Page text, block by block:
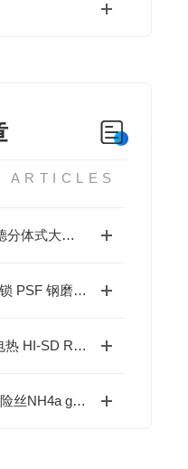
ARTICLES
日本AND爱安德分体式大量程工业精密天平HR250A的技术参数
马圈 E115-7 X 锁 PSF 钢磨轮 维修保养手把手指导
工业加热坂口电热 HI-SD ROD 05041004 筒式加热器合规性分析
ITALWEBER保险丝NH4a gG 700A的特点